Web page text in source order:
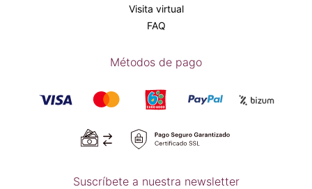
Visita virtual
FAQ
Métodos de pago
Suscríbete a nuestra newsletter